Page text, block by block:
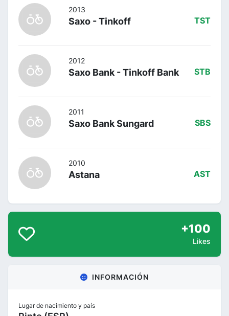
2013
Saxo - Tinkoff TST
2012
Saxo Bank - Tinkoff Bank STB
2011
Saxo Bank Sungard SBS
2010
Astana AST
+100
Likes
INFORMACIÓN
Lugar de nacimiento y país